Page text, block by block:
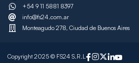
+54 9 11 5881 8397
info@fs24.com.ar
Monteagudo 278, Ciudad de Buenos Aires
Copyright 2025 © FS24 S.R.L